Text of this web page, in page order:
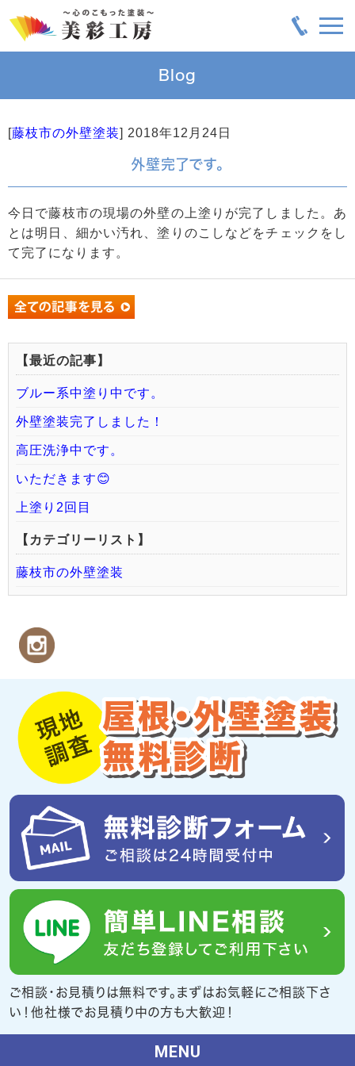
Blog
[藤枝市の外壁塗装] 2018年12月24日
外壁完了です。
今日で藤枝市の現場の外壁の上塗りが完了しました。あ
とは明日、細かい汚れ、塗りのこしなどをチェックをし
て完了になります。
【最近の記事】
ブルー系中塗り中です。
外壁塗装完了しました！
高圧洗浄中です。
いただきます😊
上塗り2回目
【カテゴリーリスト】
藤枝市の外壁塗装
ご相談・お見積りは無料です。まずはお気軽にご相談下さ
い！他社様でお見積り中の方も大歓迎！
MENU